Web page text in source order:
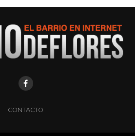
CONTACTO